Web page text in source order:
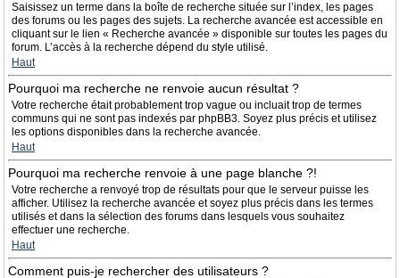
Saisissez un terme dans la boîte de recherche située sur l’index, les pages
des forums ou les pages des sujets. La recherche avancée est accessible en
cliquant sur le lien « Recherche avancée » disponible sur toutes les pages du
forum. L’accès à la recherche dépend du style utilisé.
Haut
Pourquoi ma recherche ne renvoie aucun résultat ?
Votre recherche était probablement trop vague ou incluait trop de termes
communs qui ne sont pas indexés par phpBB3. Soyez plus précis et utilisez
les options disponibles dans la recherche avancée.
Haut
Pourquoi ma recherche renvoie à une page blanche ?!
Votre recherche a renvoyé trop de résultats pour que le serveur puisse les
afficher. Utilisez la recherche avancée et soyez plus précis dans les termes
utilisés et dans la sélection des forums dans lesquels vous souhaitez
effectuer une recherche.
Haut
Comment puis-je rechercher des utilisateurs ?